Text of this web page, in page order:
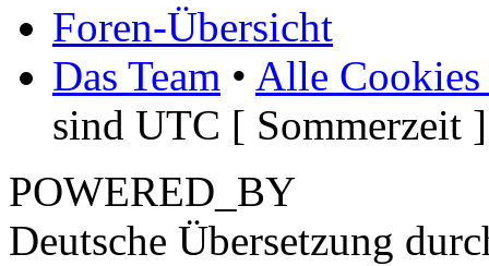
Foren-Übersicht
Das Team • Alle Cookies
sind UTC [ Sommerzeit ]
POWERED_BY
Deutsche Übersetzung